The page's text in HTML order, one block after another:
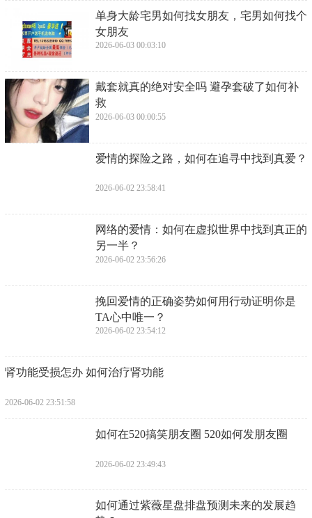
​单身大龄宅男如何找女朋友，宅男如何找个
女朋友
2026-06-03 00:03:10
​戴套就真的绝对安全吗 避孕套破了如何补
救
2026-06-03 00:00:55
​爱情的探险之路，如何在追寻中找到真爱？
2026-06-02 23:58:41
​网络的爱情：如何在虚拟世界中找到真正的
另一半？
2026-06-02 23:56:26
​挽回爱情的正确姿势如何用行动证明你是
TA心中唯一？
2026-06-02 23:54:12
​肾功能受损怎办 如何治疗肾功能
2026-06-02 23:51:58
​如何在520搞笑朋友圈 520如何发朋友圈
2026-06-02 23:49:43
​如何通过紫薇星盘排盘预测未来的发展趋